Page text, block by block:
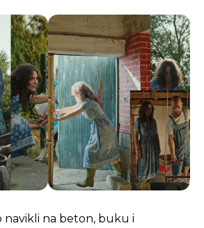
navikli na beton, buku i